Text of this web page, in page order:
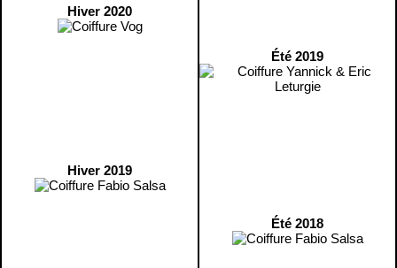
Hiver 2020
Hiver 2019
Été 2019
Été 2018